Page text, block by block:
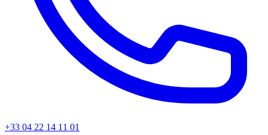
+33 04 22 14 11 01